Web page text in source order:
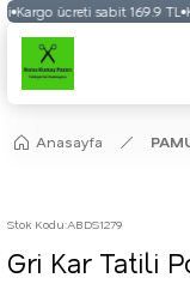
Kargo ücreti sabit 169.9 TL
Anasayfa
Stok Kodu:ABDS1279
Gri Kar Tatili